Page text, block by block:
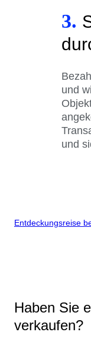
3.
und
und
Entdeckungsreise
Haben Sie
verkaufen?